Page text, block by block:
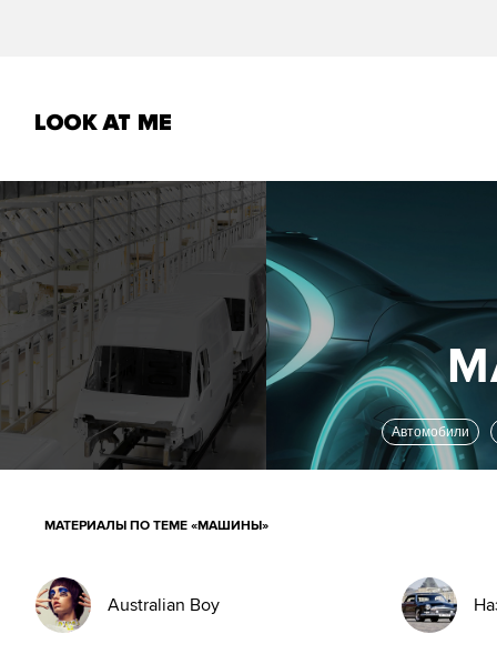
Автомобили
МАТЕРИАЛЫ ПО ТЕМЕ «МАШИНЫ»
Australian Boy